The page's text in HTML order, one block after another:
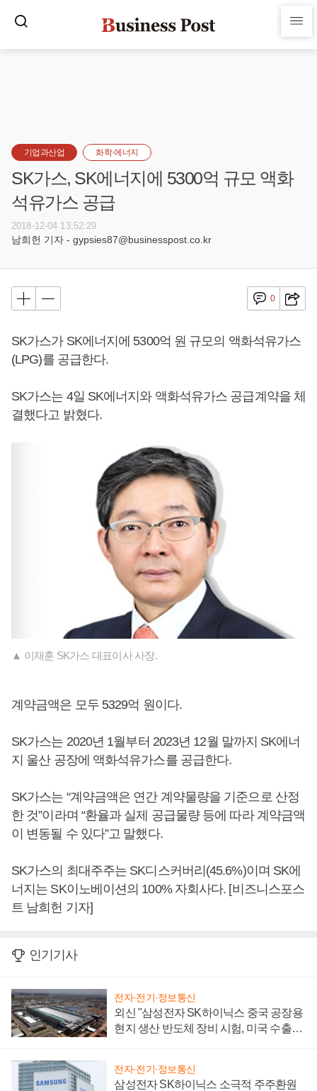
기업과산업 화학·에너지
SK가스, SK에너지에 5300억 규모 액화
석유가스 공급
2018-12-04 13:52:29
남희헌 기자 - gypsies87@businesspost.co.kr
0
SK가스가 SK에너지에 5300억 원 규모의 액화석유가스
(LPG)를 공급한다.
SK가스는 4일 SK에너지와 액화석유가스 공급계약을 체
결했다고 밝혔다.
▲ 이재훈 SK가스 대표이사 사장.
계약금액은 모두 5329억 원이다.
SK가스는 2020년 1월부터 2023년 12월 말까지 SK에너
지 울산 공장에 액화석유가스를 공급한다.
SK가스는 “계약금액은 연간 계약물량을 기준으로 산정
한 것”이라며 “환율과 실제 공급물량 등에 따라 계약금액
이 변동될 수 있다”고 말했다.
SK가스의 최대주주는 SK디스커버리(45.6%)이며 SK에
너지는 SK이노베이션의 100% 자회사다. [비즈니스포스
트 남희헌 기자]
인기기사
전자·전기·정보통신
외신 "삼성전자 SK하이닉스 중국 공장용
현지 생산 반도체 장비 시험, 미국 수출통
전자·전기·정보통신
삼성전자 SK하이닉스 소극적 주주환원